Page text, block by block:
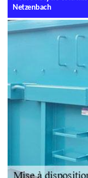
Netzenbach